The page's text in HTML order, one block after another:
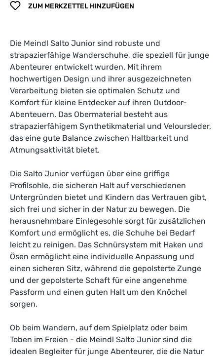
ZUM MERKZETTEL HINZUFÜGEN
Die Meindl Salto Junior sind robuste und
strapazierfähige Wanderschuhe, die speziell für junge
Abenteurer entwickelt wurden. Mit ihrem
hochwertigen Design und ihrer ausgezeichneten
Verarbeitung bieten sie optimalen Schutz und
Komfort für kleine Entdecker auf ihren Outdoor-
Abenteuern. Das Obermaterial besteht aus
strapazierfähigem Synthetikmaterial und Veloursleder,
das eine gute Balance zwischen Haltbarkeit und
Atmungsaktivität bietet.
Die Salto Junior verfügen über eine griffige
Profilsohle, die sicheren Halt auf verschiedenen
Untergründen bietet und Kindern das Vertrauen gibt,
sich frei und sicher in der Natur zu bewegen. Die
herausnehmbare Einlegesohle sorgt für zusätzlichen
Komfort und ermöglicht es, die Schuhe bei Bedarf
leicht zu reinigen. Das Schnürsystem mit Haken und
Ösen ermöglicht eine individuelle Anpassung und
einen sicheren Sitz, während die gepolsterte Zunge
und der gepolsterte Schaft für eine angenehme
Passform und einen guten Halt um den Knöchel
sorgen.
Ob beim Wandern, auf dem Spielplatz oder beim
Toben im Freien - die Meindl Salto Junior sind die
idealen Begleiter für junge Abenteurer, die die Natur